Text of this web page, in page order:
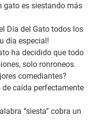
gato es siestando más
Día del Gato todos los
día especial!
ha decidido que todo
solo ronroneos.
comediantes?
caída perfectamente
“siesta” cobra un